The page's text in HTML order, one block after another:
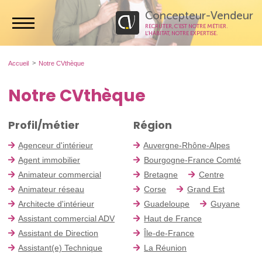
Concepteur-Vendeur
RECRUTER, C’EST NOTRE MÉTIER.
L’HABITAT, NOTRE EXPERTISE.
Accueil Notre CVthèque
Notre CVthèque
Profil/métier
Agenceur d'intérieur
Agent immobilier
Animateur commercial
Animateur réseau
Architecte d'intérieur
Assistant commercial ADV
Assistant de Direction
Assistant(e) Technique
Région
Auvergne-Rhône-Alpes
Bourgogne-France Comté
Bretagne
Centre
Corse
Grand Est
Guadeloupe
Guyane
Haut de France
Île-de-France
La Réunion